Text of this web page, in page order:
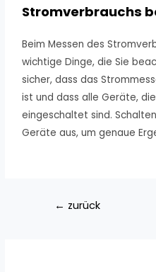
Stromverbrauchs
Beim Messen des
wichtige Dinge, die Sie
sicher, dass das
ist und dass alle Geräte,
eingeschaltet sind.
Geräte aus, um genaue
← zurück